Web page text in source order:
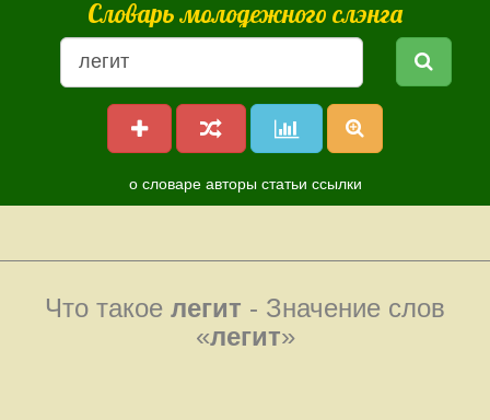
Словарь молодежного слэнга
о словаре авторы статьи ссылки
Что такое легит - Значение слов
«легит»